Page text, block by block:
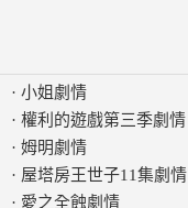
· 小姐劇情
· 權利的遊戲第三季劇情
· 姆明劇情
· 屋塔房王世子11集劇情
· 愛之全蝕劇情